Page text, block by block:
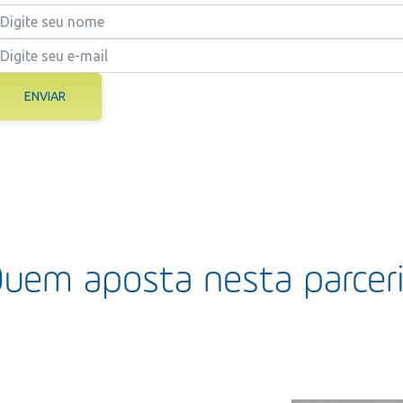
ENVIAR
aposta nesta